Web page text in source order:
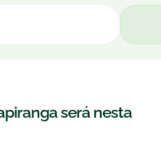
será nesta